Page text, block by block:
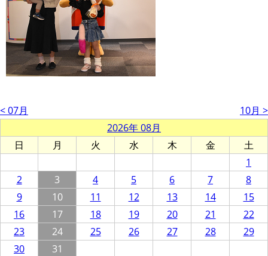
< 07月
10月 >
2026年 08月
日
月 火 水 木 金
土
1
2
3 4 5 6 7
8
9
10 11 12 13 14
15
16
17 18 19 20 21
22
23
24 25 26 27 28
29
30
31